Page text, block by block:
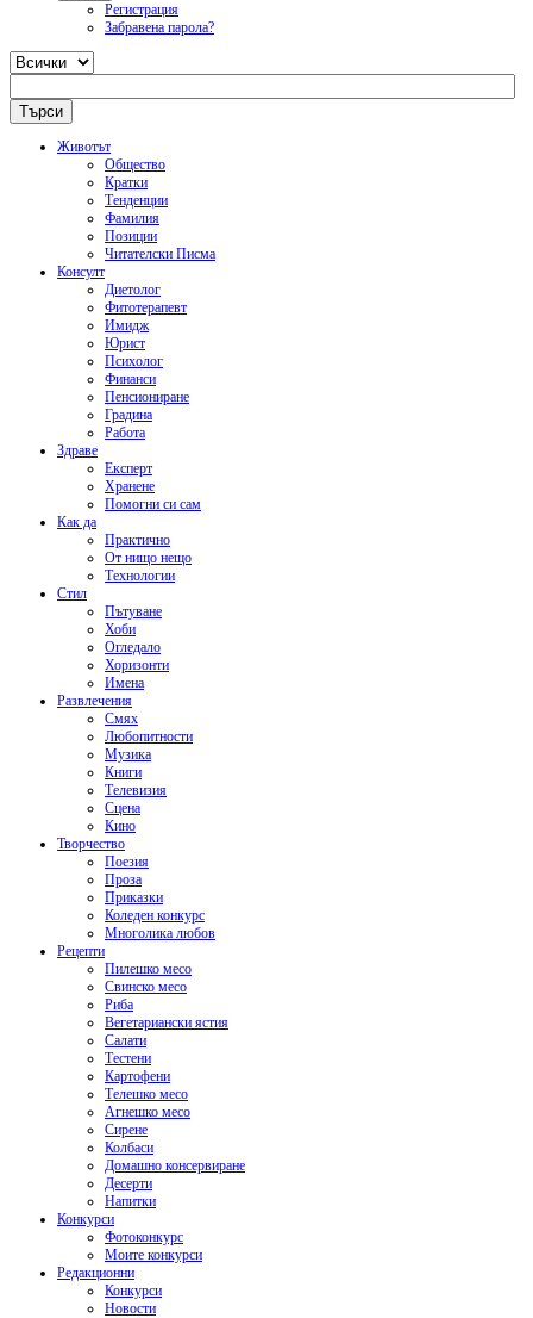
Регистрация
Забравена парола?
Животът
Общество
Кратки
Тенденции
Фамилия
Позиции
Читателски Писма
Консулт
Диетолог
Фитотерапевт
Имидж
Юрист
Психолог
Финанси
Пенсиониране
Градина
Работа
Здраве
Експерт
Хранене
Помогни си сам
Как да
Практично
От нищо нещо
Технологии
Стил
Пътуване
Хоби
Огледало
Хоризонти
Имена
Развлечения
Смях
Любопитности
Музика
Книги
Телевизия
Сцена
Кино
Творчество
Поезия
Проза
Приказки
Коледен конкурс
Многолика любов
Рецепти
Пилешко месо
Свинско месо
Риба
Вегетариански ястия
Салати
Тестени
Картофени
Телешко месо
Агнешко месо
Сирене
Колбаси
Домашно консервиране
Десерти
Напитки
Конкурси
Фотоконкурс
Моите конкурси
Редакционни
Конкурси
Новости